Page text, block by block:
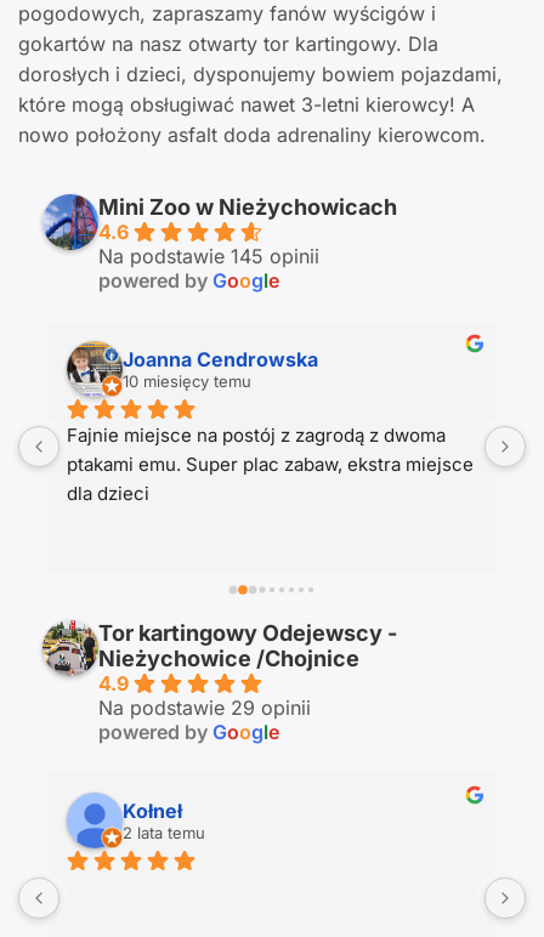
pogodowych, zapraszamy fanów wyścigów i
gokartów na nasz otwarty tor kartingowy. Dla
dorosłych i dzieci, dysponujemy bowiem pojazdami,
które mogą obsługiwać nawet 3-letni kierowcy! A
nowo położony asfalt doda adrenaliny kierowcom.
Mini Zoo w Nieżychowicach
4.6
Na podstawie 145 opinii
powered by Google
Joanna Cendrowska
10 miesięcy temu
Fajnie miejsce na postój z zagrodą z dwoma
ptakami emu. Super plac zabaw, ekstra miejsce
dla dzieci
Tor kartingowy Odejewscy -
Nieżychowice /Chojnice
4.9
Na podstawie 29 opinii
powered by Google
Kołneł
2 lata temu